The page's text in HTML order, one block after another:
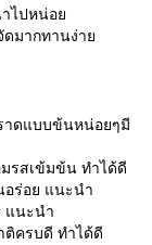
ไปหน่อย
มากทานง่าย
าดแบบข้นหน่อยๆมี
รสเข้มข้น ทำได้ดี
อร่อย แนะนำ
แนะนำ
ติครบดี ทำได้ดี